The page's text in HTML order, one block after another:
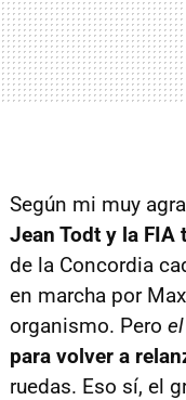
Según mi muy
Jean Todt y la FIA
de la Concordia
en marcha por
organismo. Pero
para volver a
ruedas. Eso sí, el